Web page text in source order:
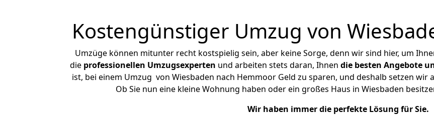
Kostengünstiger Umzug von
Umzüge können mitunter recht kostspielig sein, aber keine Sorge, denn wir sind hier, um
die professionellen Umzugsexperten und arbeiten stets daran, Ihnen die besten Angebote
ist, bei einem Umzug von Wiesbaden nach Hemmoor Geld zu sparen, und deshalb setzen wir
Ob Sie nun eine kleine Wohnung haben oder ein großes Haus in Wiesbaden
Wir haben immer die perfekte Lösung für Sie.